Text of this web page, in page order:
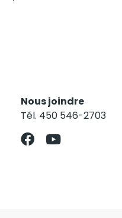
Nous joindre
Tél. 450 546-2703